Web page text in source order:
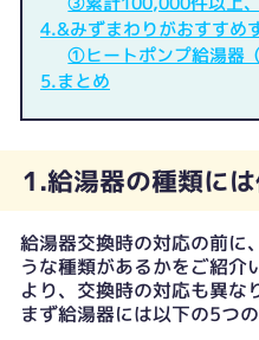
4.&みずまわりがおすすめ
①ヒートポンプ給湯器
5.まとめ
1.給湯器の種類に
給湯器交換時の対応の前に
うな種類があるかをご紹介
より、交換時の対応も異な
まず給湯器には以下の5つ